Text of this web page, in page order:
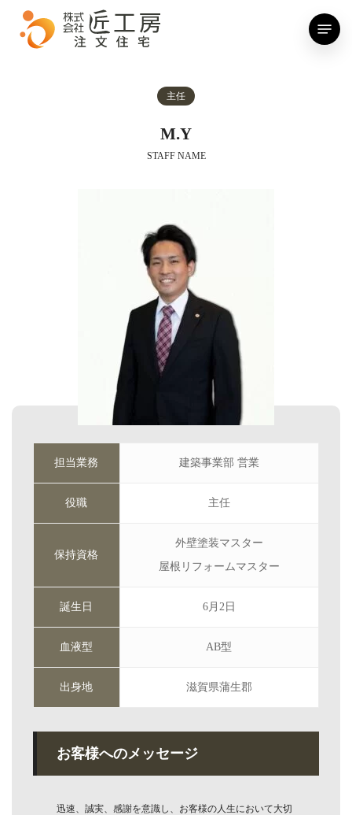
Menu
主任
M.Y
STAFF NAME
担当業務 建築事業部 営業
役職 主任
保持資格
外壁塗装マスター
屋根リフォームマスター
誕生日 6月2日
血液型 AB型
出身地 滋賀県蒲生郡
お客様へのメッセージ
迅速、誠実、感謝を意識し、お客様の人生において大切